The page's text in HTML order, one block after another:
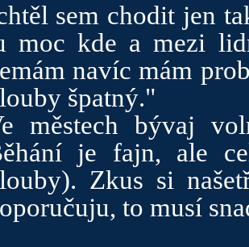
sem chodit jen
moc kde a mezi
navíc mám
špatný."
městech bývaj
je fajn, ale
Zkus si
to musí